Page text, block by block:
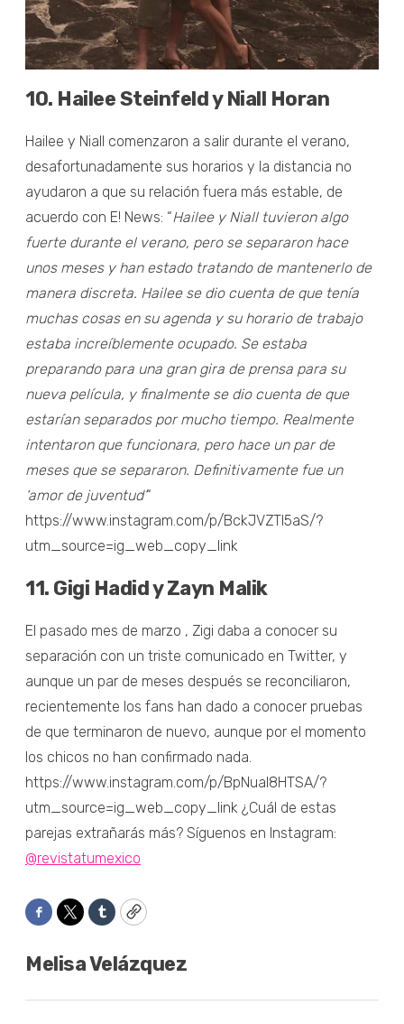
10. Hailee Steinfeld y Niall Horan
Hailee y Niall comenzaron a salir durante el verano,
desafortunadamente sus horarios y la distancia no
ayudaron a que su relación fuera más estable, de
acuerdo con E! News: “Hailee y Niall tuvieron algo
fuerte durante el verano, pero se separaron hace
unos meses y han estado tratando de mantenerlo de
manera discreta. Hailee se dio cuenta de que tenía
muchas cosas en su agenda y su horario de trabajo
estaba increíblemente ocupado. Se estaba
preparando para una gran gira de prensa para su
nueva película, y finalmente se dio cuenta de que
estarían separados por mucho tiempo. Realmente
intentaron que funcionara, pero hace un par de
meses que se separaron. Definitivamente fue un
‘amor de juventud’“
https://www.instagram.com/p/BckJVZTl5aS/?
utm_source=ig_web_copy_link
11. Gigi Hadid y Zayn Malik
El pasado mes de marzo , Zigi daba a conocer su
separación con un triste comunicado en Twitter, y
aunque un par de meses después se reconciliaron,
recientemente los fans han dado a conocer pruebas
de que terminaron de nuevo, aunque por el momento
los chicos no han confirmado nada.
https://www.instagram.com/p/BpNual8HTSA/?
utm_source=ig_web_copy_link ¿Cuál de estas
parejas extrañarás más? Síguenos en Instagram:
@revistatumexico
Facebook
TwitterTumblrCopy
Melisa Velázquez